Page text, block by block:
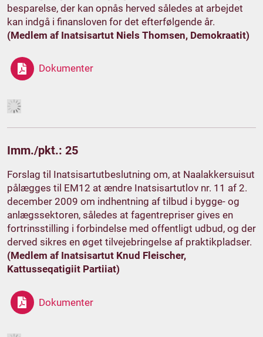
besparelse, der kan opnås herved således at arbejdet
kan indgå i finansloven for det efterfølgende år.
(Medlem af Inatsisartut Niels Thomsen, Demokraatit)
Dokumenter
Imm./pkt.: 25
Forslag til Inatsisartutbeslutning om, at Naalakkersuisut
pålægges til EM12 at ændre Inatsisartutlov nr. 11 af 2.
december 2009 om indhentning af tilbud i bygge- og
anlægssektoren, således at fagentrepriser gives en
fortrinsstilling i forbindelse med offentligt udbud, og der
derved sikres en øget tilvejebringelse af praktikpladser.
(Medlem af Inatsisartut Knud Fleischer,
Kattusseqatigiit Partiiat)
Dokumenter